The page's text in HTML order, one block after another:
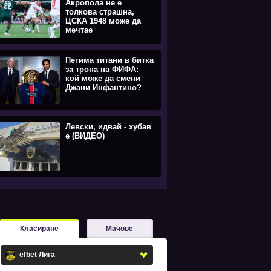
Акропола не е
толкова страшна,
ЦСКА 1948 може да
мечтае
Петима титани в битка
за трона на ФИФА:
кой може да смени
Джани Инфантино?
Левски, идвай - хубав
е (ВИДЕО)
Класиране Мачове